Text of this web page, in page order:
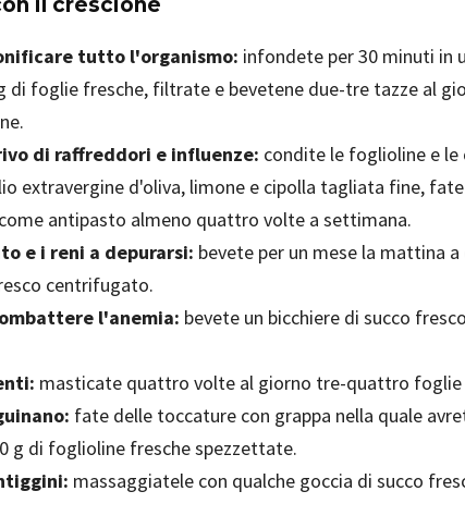
tutto l'organismo: infondete per 30 minuti in
di foglie fresche, filtrate e bevetene due-tre tazze al
di raffreddori e influenze: condite le foglioline e le
extravergine d'oliva, limone e cipolla tagliata fine,
antipasto almeno quattro volte a settimana.
e i reni a depurarsi: bevete per un mese la mattina
centrifugato.
l'anemia: bevete un bicchiere di succo
masticate quattro volte al giorno tre-quattro foglie
fate delle toccature con grappa nella quale
g di foglioline fresche spezzettate.
massaggiatele con qualche goccia di succo